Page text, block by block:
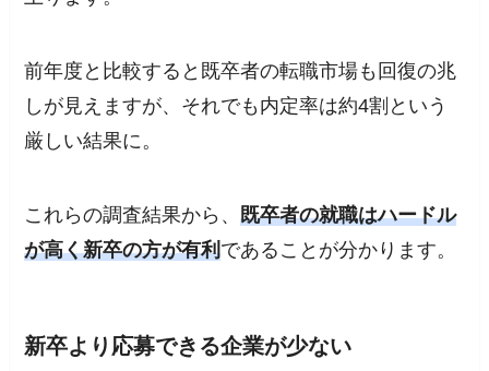
前年度と比較すると既卒者の転職市場も回復の兆
しが見えますが、それでも内定率は約4割という
厳しい結果に。
これらの調査結果から、既卒者の就職はハードル
が高く新卒の方が有利であることが分かります。
新卒より応募できる企業が少ない